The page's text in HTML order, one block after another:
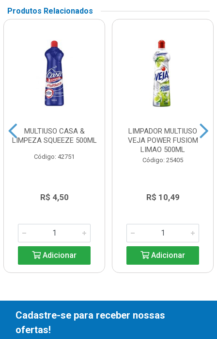
Produtos Relacionados
MULTIUSO CASA &
LIMPEZA SQUEEZE 500ML
Código: 42751
R$ 4,50
Adicionar
LIMPADOR MULTIUSO
VEJA POWER FUSIOM
LIMAO 500ML
Código: 25405
R$ 10,49
Adicionar
Cadastre-se para receber nossas
ofertas!